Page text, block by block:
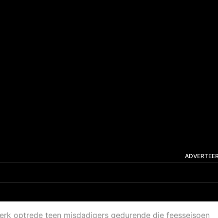
optrede teen misdadigers gedurende die feesseisoen